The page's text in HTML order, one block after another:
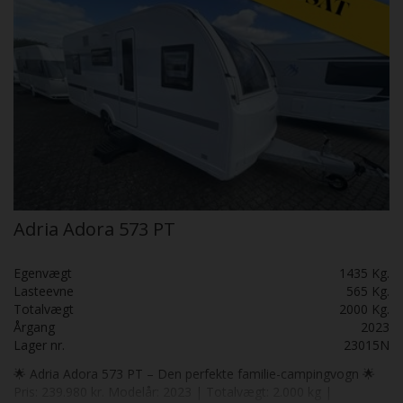
Adria Adora 573 PT
Egenvægt
1435 Kg.
Lasteevne
565 Kg.
Totalvægt
2000 Kg.
Årgang
2023
Lager nr.
23015N
🌟 Adria Adora 573 PT – Den perfekte familie-campingvogn 🌟